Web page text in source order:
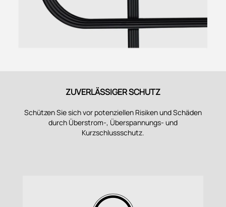
ZUVERLÄSSIGER SCHUTZ
Schützen Sie sich vor potenziellen Risiken und Schäden
durch Überstrom-, Überspannungs- und
Kurzschlussschutz.